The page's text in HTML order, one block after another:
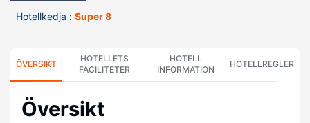
Hotellkedja : Super 8
ÖVERSIKT
HOTELLETS
FACILITETER
HOTELL
INFORMATION
HOTELLREGLER
Översikt